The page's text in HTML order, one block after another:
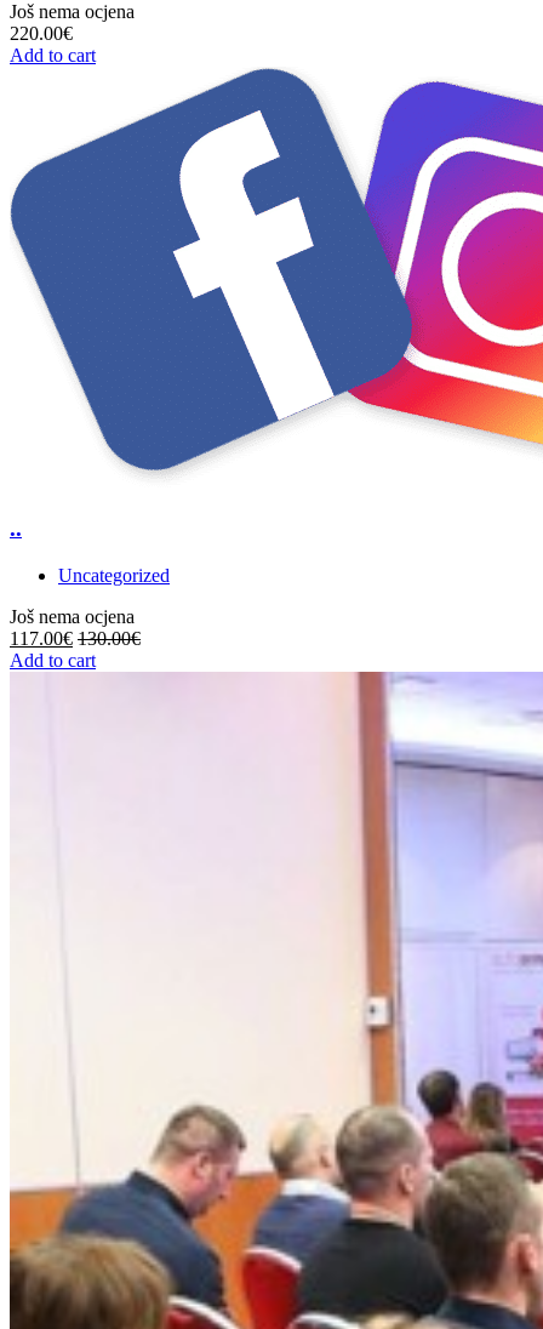
Još nema ocjena
220.00€
Add to cart
..
Uncategorized
Još nema ocjena
117.00€ 130.00€
Add to cart